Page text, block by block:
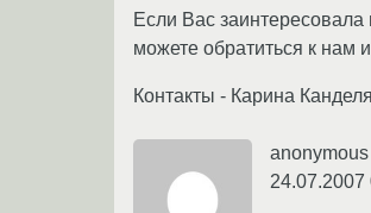
Если Вас
можете обратиться к нам
Контакты - Карина
anonymous
24.07.2007